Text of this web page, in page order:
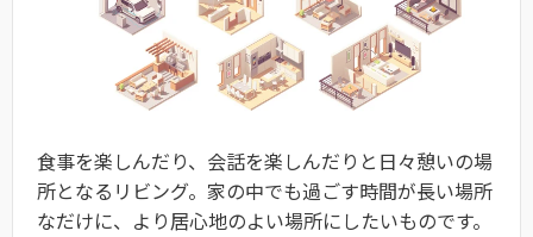
食事を楽しんだり、会話を楽しんだりと日々憩いの場
所となるリビング。家の中でも過ごす時間が長い場所
なだけに、より居心地のよい場所にしたいものです。